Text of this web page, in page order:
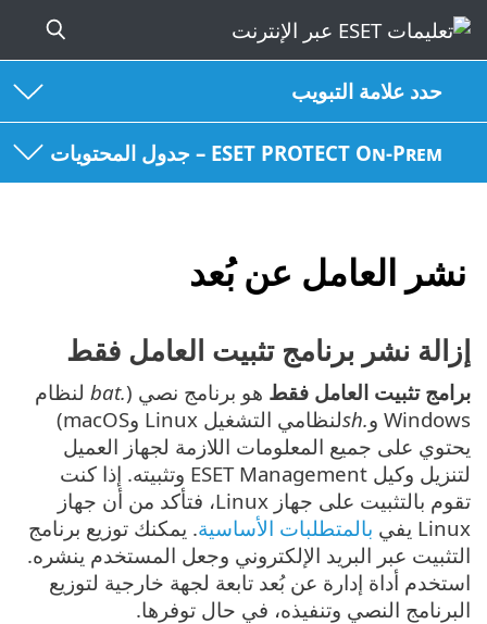
حدد علامة التبويب
ESET PROTECT On-Prem – جدول المحتويات
نشر العامل عن بُعد
إزالة نشر برنامج تثبيت العامل فقط
برامج تثبيت العامل فقط هو برنامج نصي (.bat
لنظام
Windows و
.sh
لنظامي التشغيل Linux وmacOS)
يحتوي على جميع المعلومات اللازمة لجهاز العميل
لتنزيل وكيل ESET Management وتثبيته. إذا كنت
تقوم بالتثبيت على جهاز Linux، فتأكد من أن جهاز
Linux يفي
بالمتطلبات الأساسية. يمكنك توزيع برنامج
التثبيت عبر البريد الإلكتروني وجعل المستخدم ينشره.
استخدم أداة إدارة عن بُعد تابعة لجهة خارجية لتوزيع
البرنامج النصي وتنفيذه، في حال توفرها.